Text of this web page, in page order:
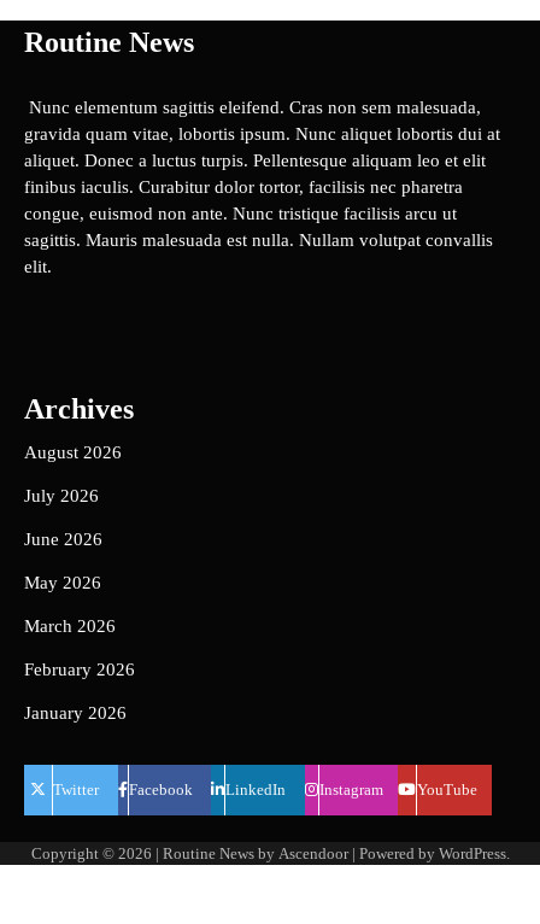
Routine News
Nunc elementum sagittis eleifend. Cras non sem malesuada,
gravida quam vitae, lobortis ipsum. Nunc aliquet lobortis dui at
aliquet. Donec a luctus turpis. Pellentesque aliquam leo et elit
finibus iaculis. Curabitur dolor tortor, facilisis nec pharetra
congue, euismod non ante. Nunc tristique facilisis arcu ut
sagittis. Mauris malesuada est nulla. Nullam volutpat convallis
elit.
Archives
August 2026
July 2026
June 2026
May 2026
March 2026
February 2026
January 2026
Twitter Facebook LinkedIn Instagram YouTube
Copyright © 2026 | Routine News by Ascendoor| Powered by WordPress.